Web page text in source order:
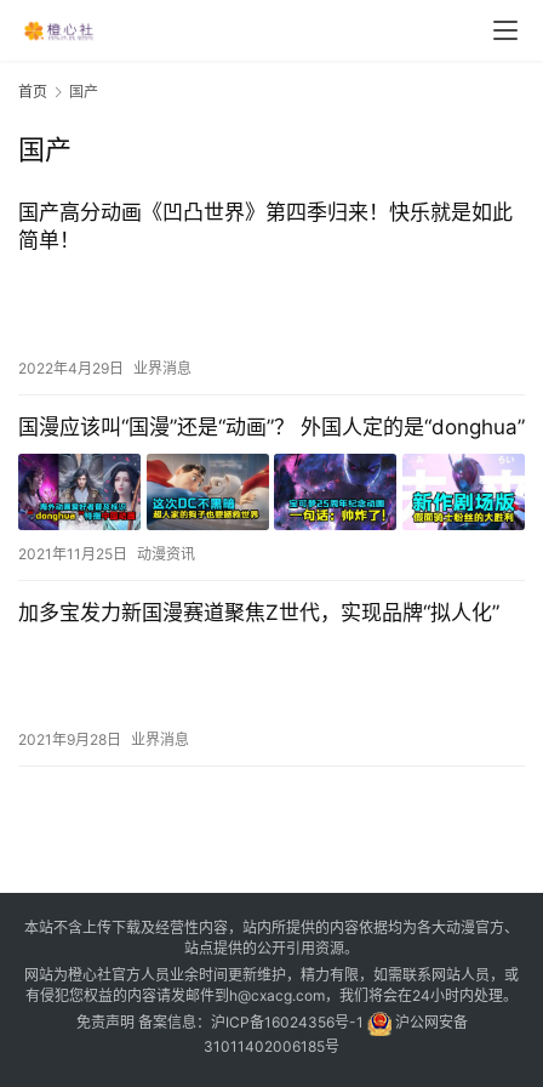
首页 国产
国产
国产高分动画《凹凸世界》第四季归来！快乐就是如此
简单！
2022年4月29日 业界消息
国漫应该叫“国漫”还是“动画”？ 外国人定的是“donghua”
2021年11月25日 动漫资讯
加多宝发力新国漫赛道聚焦Z世代，实现品牌“拟人化”
2021年9月28日 业界消息
本站不含上传下载及经营性内容，站内所提供的内容依据均为各大动漫官方、
站点提供的公开引用资源。
网站为橙心社官方人员业余时间更新维护，精力有限，如需联系网站人员，或
有侵犯您权益的内容请发邮件到h@cxacg.com，我们将会在24小时内处理。
免责声明 备案信息： 沪ICP备16024356号-1
沪公网安备
31011402006185号